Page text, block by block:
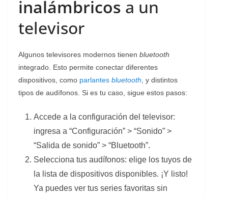
inalámbricos a un
televisor
Algunos televisores modernos tienen bluetooth
integrado. Esto permite conectar diferentes
dispositivos, como parlantes bluetooth , y distintos
tipos de audífonos. Si es tu caso, sigue estos pasos:
Accede a la configuración del televisor:
ingresa a “Configuración” > “Sonido” >
“Salida de sonido” > “Bluetooth”.
Selecciona tus audífonos: elige los tuyos de
la lista de dispositivos disponibles. ¡Y listo!
Ya puedes ver tus series favoritas sin